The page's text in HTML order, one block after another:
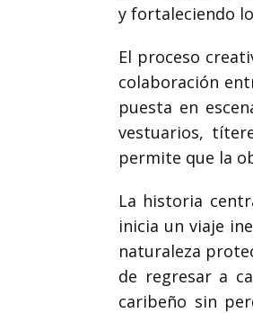
y fortaleciendo
El proceso
colaboración
puesta en
vestuarios,
permite que la
La historia
inicia un viaje
naturaleza
de regresar a
caribeño sin